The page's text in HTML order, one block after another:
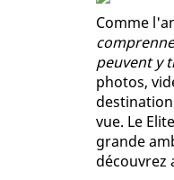
Comme
peuvent y
photos,
vue. Le
grande
découvrez